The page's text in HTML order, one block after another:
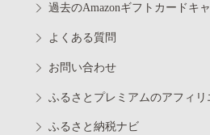
過去のAmazonギフトカードキ
よくある質問
お問い合わせ
ふるさとプレミアムのアフィリ
ふるさと納税ナビ